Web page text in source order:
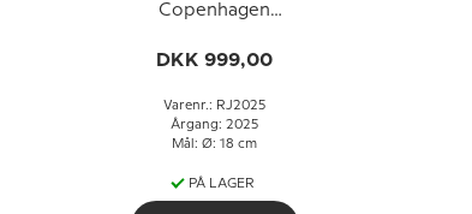
Copenhagen
Royal Copenhagens
DKK 999,00
Varenr.: RJ2025
Årgang: 2025
Mål: Ø: 18 cm
PÅ LAGER